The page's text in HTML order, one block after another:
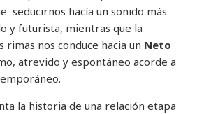
seducirnos hacía un sonido más
y futurista, mientras que la
rimas nos conduce hacia un Neto
atrevido y espontáneo acorde a
la historia de una relación etapa